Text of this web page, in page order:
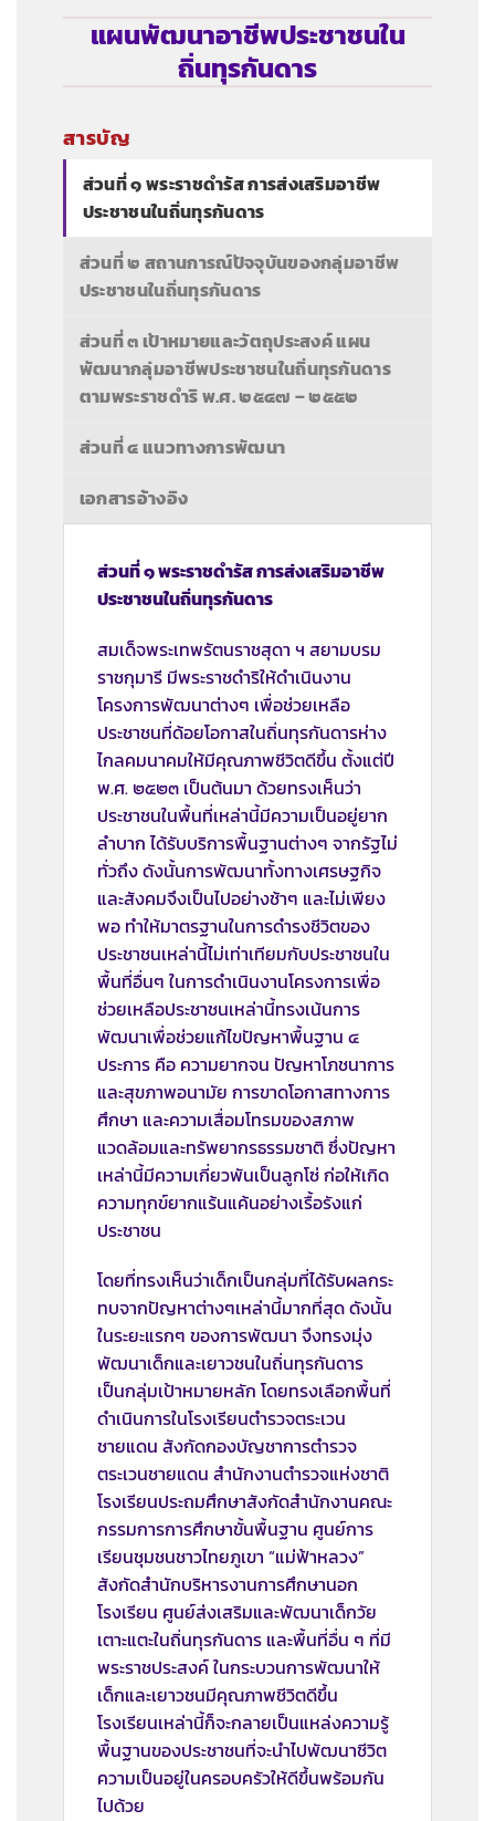
แผนพัฒนาอาชีพประชาชนใน
ถิ่นทุรกันดาร
สารบัญ
ส่วนที่ ๑ พระราชดำรัส การส่งเสริมอาชีพ
ประชาชนในถิ่นทุรกันดาร
ส่วนที่ ๒ สถานการณ์ปัจจุบันของกลุ่มอาชีพ
ประชาชนในถิ่นทุรกันดาร
ส่วนที่ ๓ เป้าหมายและวัตถุประสงค์ แผน
พัฒนากลุ่มอาชีพประชาชนในถิ่นทุรกันดาร
ตามพระราชดำริ พ.ศ. ๒๕๔๗ – ๒๕๕๒
ส่วนที่ ๔ แนวทางการพัฒนา
เอกสารอ้างอิง
ส่วนที่ ๑ พระราชดำรัส การส่งเสริมอาชีพ
ประชาชนในถิ่นทุรกันดาร
สมเด็จพระเทพรัตนราชสุดา ฯ สยามบรม
ราชกุมารี มีพระราชดำริให้ดำเนินงาน
โครงการพัฒนาต่างๆ เพื่อช่วยเหลือ
ประชาชนที่ด้อยโอกาสในถิ่นทุรกันดารห่าง
ไกลคมนาคมให้มีคุณภาพชีวิตดีขึ้น ตั้งแต่ปี
พ.ศ. ๒๕๒๓ เป็นต้นมา ด้วยทรงเห็นว่า
ประชาชนในพื้นที่เหล่านี้มีความเป็นอยู่ยาก
ลำบาก ได้รับบริการพื้นฐานต่างๆ จากรัฐไม่
ทั่วถึง ดังนั้นการพัฒนาทั้งทางเศรษฐกิจ
และสังคมจึงเป็นไปอย่างช้าๆ และไม่เพียง
พอ ทำให้มาตรฐานในการดำรงชีวิตของ
ประชาชนเหล่านี้ไม่เท่าเทียมกับประชาชนใน
พื้นที่อื่นๆ ในการดำเนินงานโครงการเพื่อ
ช่วยเหลือประชาชนเหล่านี้ทรงเน้นการ
พัฒนาเพื่อช่วยแก้ไขปัญหาพื้นฐาน ๔
ประการ คือ ความยากจน ปัญหาโภชนาการ
และสุขภาพอนามัย การขาดโอกาสทางการ
ศึกษา และความเสื่อมโทรมของสภาพ
แวดล้อมและทรัพยากรธรรมชาติ ซึ่งปัญหา
เหล่านี้มีความเกี่ยวพันเป็นลูกโซ่ ก่อให้เกิด
ความทุกข์ยากแร้นแค้นอย่างเรื้อรังแก่
ประชาชน
โดยที่ทรงเห็นว่าเด็กเป็นกลุ่มที่ได้รับผลกระ
ทบจากปัญหาต่างๆเหล่านี้มากที่สุด ดังนั้น
ในระยะแรกๆ ของการพัฒนา จึงทรงมุ่ง
พัฒนาเด็กและเยาวชนในถิ่นทุรกันดาร
เป็นกลุ่มเป้าหมายหลัก โดยทรงเลือกพื้นที่
ดำเนินการในโรงเรียนตำรวจตระเวน
ชายแดน สังกัดกองบัญชาการตำรวจ
ตระเวนชายแดน สำนักงานตำรวจแห่งชาติ
โรงเรียนประถมศึกษาสังกัดสำนักงานคณะ
กรรมการการศึกษาขั้นพื้นฐาน ศูนย์การ
เรียนชุมชนชาวไทยภูเขา “แม่ฟ้าหลวง”
สังกัดสำนักบริหารงานการศึกษานอก
โรงเรียน ศูนย์ส่งเสริมและพัฒนาเด็กวัย
เตาะแตะในถิ่นทุรกันดาร และพื้นที่อื่น ๆ ที่มี
พระราชประสงค์ ในกระบวนการพัฒนาให้
เด็กและเยาวชนมีคุณภาพชีวิตดีขึ้น
โรงเรียนเหล่านี้ก็จะกลายเป็นแหล่งความรู้
พื้นฐานของประชาชนที่จะนำไปพัฒนาชีวิต
ความเป็นอยู่ในครอบครัวให้ดีขึ้นพร้อมกัน
ไปด้วย